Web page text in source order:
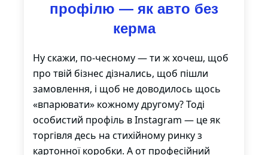
профілю — як авто без
керма
Ну скажи, по-чесному — ти ж хочеш, щоб
про твій бізнес дізнались, щоб пішли
замовлення, і щоб не доводилось щось
«впарювати» кожному другому? Тоді
особистий профіль в Instagram — це як
торгівля десь на стихійному ринку з
картонної коробки. А от професійний